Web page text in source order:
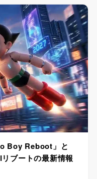
Boy Reboot」と
ブートの最新情報